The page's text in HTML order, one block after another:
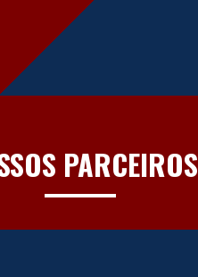
PARCEIROS